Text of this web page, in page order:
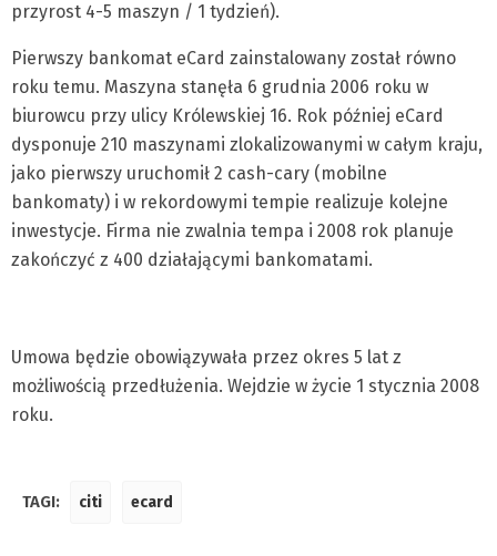
przyrost 4-5 maszyn / 1 tydzień).
Pierwszy bankomat eCard zainstalowany został równo
roku temu. Maszyna stanęła 6 grudnia 2006 roku w
biurowcu przy ulicy Królewskiej 16. Rok później eCard
dysponuje 210 maszynami zlokalizowanymi w całym kraju,
jako pierwszy uruchomił 2 cash-cary (mobilne
bankomaty) i w rekordowymi tempie realizuje kolejne
inwestycje. Firma nie zwalnia tempa i 2008 rok planuje
zakończyć z 400 działającymi bankomatami.
Umowa będzie obowiązywała przez okres 5 lat z
możliwością przedłużenia. Wejdzie w życie 1 stycznia 2008
roku.
TAGI: citi ecard